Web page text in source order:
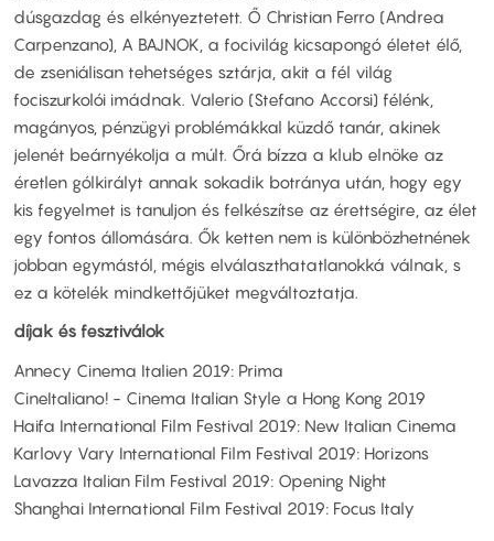
dúsgazdag és elkényeztetett. Ő Christian Ferro (Andrea
Carpenzano), A BAJNOK, a focivilág kicsapongó életet élő,
de zseniálisan tehetséges sztárja, akit a fél világ
fociszurkolói imádnak. Valerio (Stefano Accorsi) félénk,
magányos, pénzügyi problémákkal küzdő tanár, akinek
jelenét beárnyékolja a múlt. Őrá bízza a klub elnöke az
éretlen gólkirályt annak sokadik botránya után, hogy egy
kis fegyelmet is tanuljon és felkészítse az érettségire, az élet
egy fontos állomására. Ők ketten nem is különbözhetnének
jobban egymástól, mégis elválaszthatatlanokká válnak, s
ez a kötelék mindkettőjüket megváltoztatja.
díjak és fesztiválok
Annecy Cinema Italien 2019: Prima
CineItaliano! - Cinema Italian Style a Hong Kong 2019
Haifa International Film Festival 2019: New Italian Cinema
Karlovy Vary International Film Festival 2019: Horizons
Lavazza Italian Film Festival 2019: Opening Night
Shanghai International Film Festival 2019: Focus Italy